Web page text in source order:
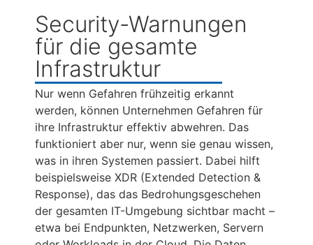
Security-Warnungen
für die gesamte
Infrastruktur
Nur wenn Gefahren frühzeitig erkannt
werden, können Unternehmen Gefahren für
ihre Infrastruktur effektiv abwehren. Das
funktioniert aber nur, wenn sie genau wissen,
was in ihren Systemen passiert. Dabei hilft
beispielsweise XDR (Extended Detection &
Response), das das Bedrohungsgeschehen
der gesamten IT-Umgebung sichtbar macht –
etwa bei Endpunkten, Netzwerken, Servern